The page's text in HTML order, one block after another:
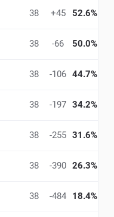
38 +45 52.6%
38 -66 50.0%
38 -106 44.7%
38 -197 34.2%
38 -255 31.6%
38 -390 26.3%
38 -484 18.4%